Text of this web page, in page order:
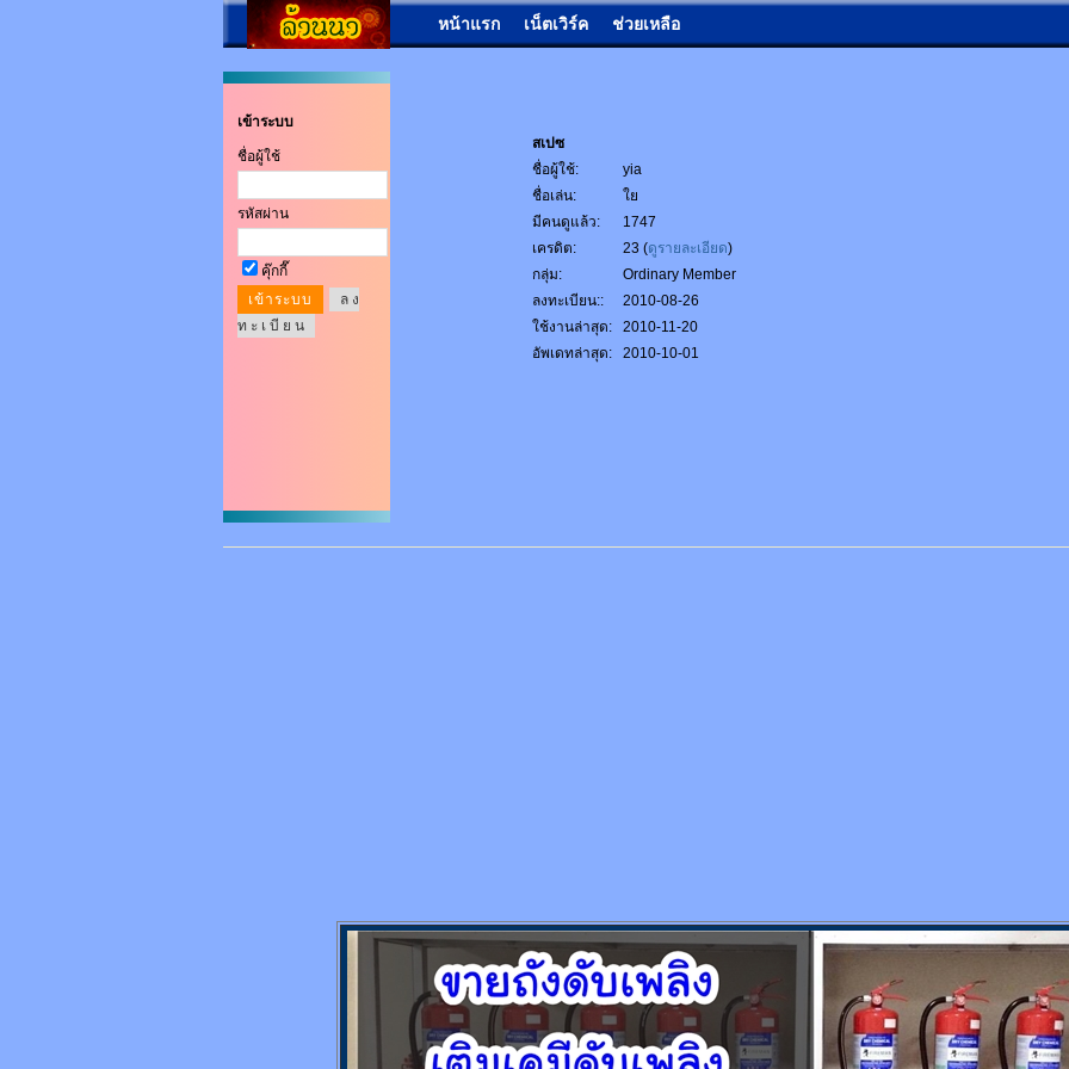
หน้าแรก เน็ตเวิร์ค ช่วยเหลือ
เข้าระบบ
ชื่อผู้ใช้
รหัสผ่าน
คุ๊กกี๊
ล ง
ท ะ เ บี ย น
สเปซ
ชื่อผู้ใช้:
yia
ชื่อเล่น:
ใย
มีคนดูแล้ว:
1747
เครดิต:
23 (ดูรายละเอียด)
กลุ่ม:
Ordinary Member
ลงทะเบียน::
2010-08-26
ใช้งานล่าสุด:
2010-11-20
อัพเดทล่าสุด:
2010-10-01